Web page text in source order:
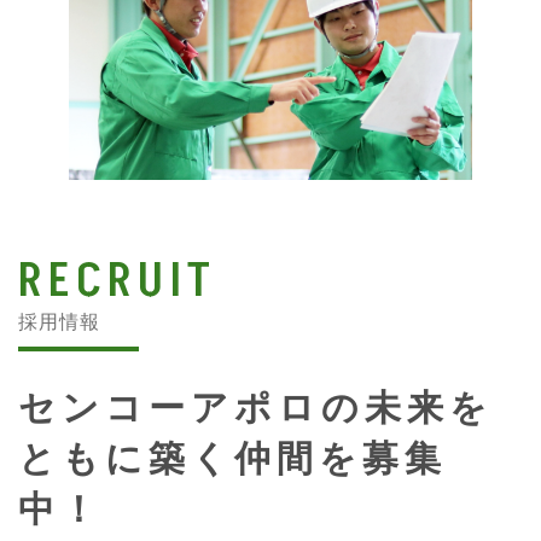
RECRUIT
採用情報
センコーアポロの未来を
ともに築く仲間を募集
中！